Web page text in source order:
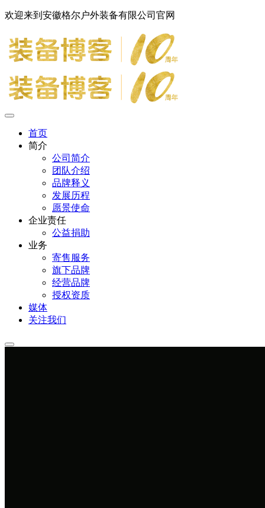
欢迎来到安徽格尔户外装备有限公司官网
首页
简介
公司简介
团队介绍
品牌释义
发展历程
愿景使命
企业责任
公益捐助
业务
寄售服务
旗下品牌
经营品牌
授权资质
媒体
关注我们